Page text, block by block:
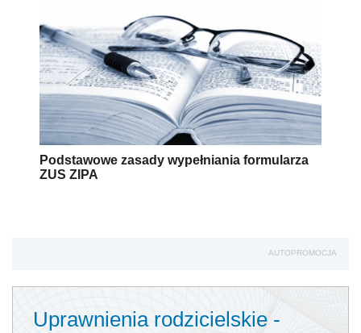
Podstawowe zasady wypełniania formularza
ZUS ZIPA
AUTOPROMOCJA
Uprawnienia rodzicielskie -